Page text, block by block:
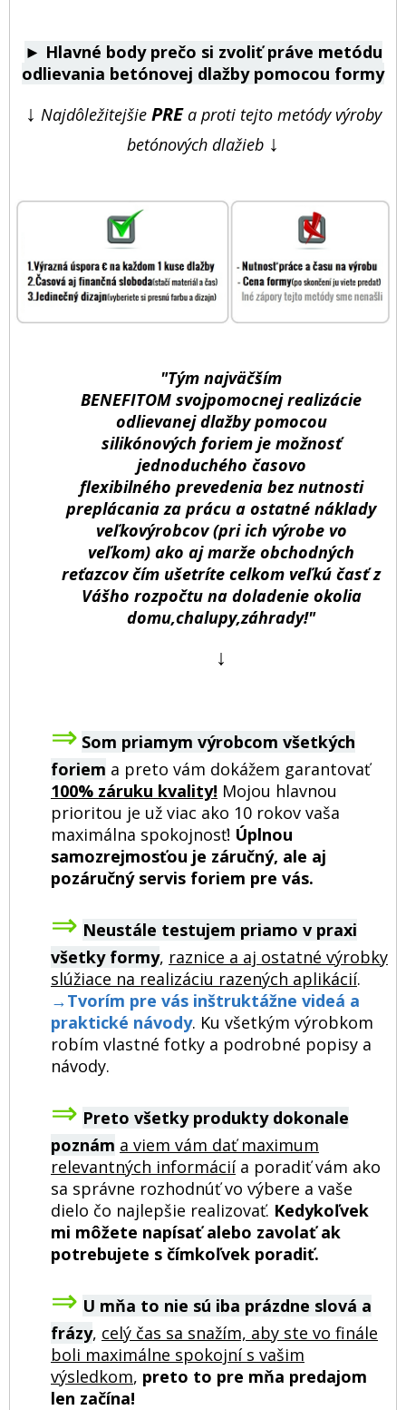
► Hlavné body prečo si zvoliť práve metódu
odlievania betónovej dlažby pomocou formy
↓ Najdôležitejšie PREa proti tejto metódy výroby
betónových dlažieb ↓
"Tým najväčším
BENEFITOM svojpomocnej realizácie
odlievanej dlažby pomocou
silikónových foriem je možnosť
jednoduchého časovo
flexibilného prevedenia bez nutnosti
preplácania za prácu a ostatné náklady
veľkovýrobcov (pri ich výrobe vo
veľkom) ako aj marže obchodných
reťazcov čím ušetríte celkom veľkú časť z
Vášho rozpočtu na doladenie okolia
domu,chalupy,záhrady!"
↓
⇒ Som priamym výrobcom všetkých
foriem a preto vám dokážem garantovať
100% záruku kvality! Mojou hlavnou
prioritou je už viac ako 10 rokov vaša
maximálna spokojnosť! Úplnou
samozrejmosťou je záručný, ale aj
pozáručný servis foriem pre vás.
⇒ Neustále testujem priamo v praxi
všetky formy, raznice a aj ostatné výrobky
slúžiace na realizáciu razených aplikácií.
→Tvorím pre vás inštruktážne videá a
praktické návody. Ku všetkým výrobkom
robím vlastné fotky a podrobné popisy a
návody.
⇒ Preto všetky produkty dokonale
poznám a viem vám dať maximum
relevantných informáciía poradiť vám ako
sa správne rozhodnúť vo výbere a vaše
dielo čo najlepšie realizovať. Kedykoľvek
mi môžete napísať alebo zavolať ak
potrebujete s čímkoľvek poradiť.
⇒ U mňa to nie sú iba prázdne slová a
frázy, celý čas sa snažím, aby ste vo finále
boli maximálne spokojní s vašim
výsledkom, preto to pre mňa predajom
len začína!